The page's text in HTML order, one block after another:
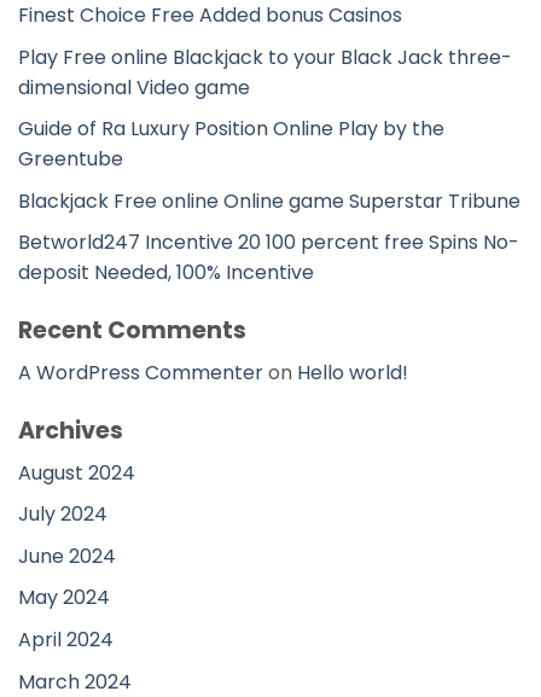
Finest Choice Free Added bonus Casinos
Play Free online Blackjack to your Black Jack three-
dimensional Video game
Guide of Ra Luxury Position Online Play by the
Greentube
Blackjack Free online Online game Superstar Tribune
Betworld247 Incentive 20 100 percent free Spins No-
deposit Needed, 100% Incentive
Recent Comments
A WordPress Commenteron Hello world!
Archives
August 2024
July 2024
June 2024
May 2024
April 2024
March 2024